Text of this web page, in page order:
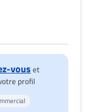
vous et
profil